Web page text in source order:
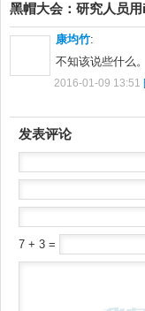
黑帽大会：研究人员
康均竹:
不知该说些什么
2016-01-09 13:51
发表评论
7 + 3 =